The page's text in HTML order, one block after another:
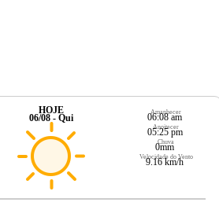
HOJE
06/08 - Qui
Amanhecer
06:08 am
Anoitecer
05:25 pm
Chuva
0mm
Velocidade do Vento
9.16 km/h